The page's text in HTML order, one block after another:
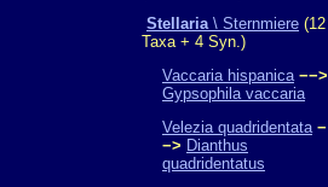
Stellaria\ Sternmiere (12
Taxa + 4 Syn.)
Vaccaria hispanica −−>
Gypsophila vaccaria
Velezia quadridentata −
−> Dianthus
quadridentatus